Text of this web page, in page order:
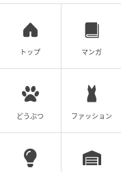
ってしまいました。
かかっていたようで
トップ マンガ
どうぶつ ファッション